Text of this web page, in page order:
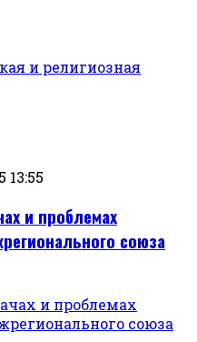
и религиозная
13:55
и проблемах
союза